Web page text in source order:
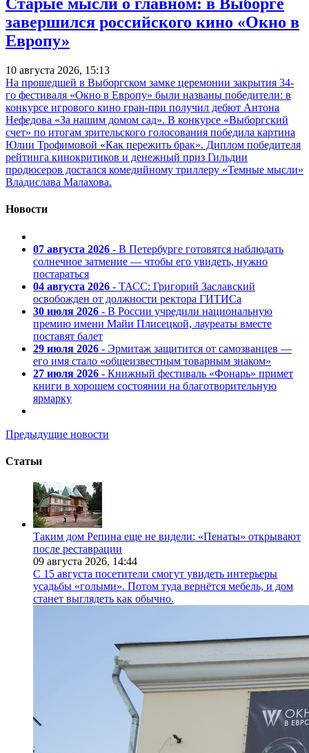
завершился российского кино «Окно в
Европу»
10 августа 2026, 15:13
На прошедшей в Выборгском замке церемонии закрытия 34-
го фестиваля «Окно в Европу» были названы победители: в
конкурсе игрового кино гран-при получил дебют Антона
Нефедова «За нашим домом сад». В конкурсе «Выборгский
счет» по итогам зрительского голосования победила картина
Юлии Трофимовой «Как пережить брак». Диплом победителя
рейтинга кинокритиков и денежный приз Гильдии
продюсеров достался комедийному триллеру «Темные мысли»
Владислава Малахова.
Новости
07 августа 2026 - В Петербурге готовятся наблюдать
солнечное затмение — чтобы его увидеть, нужно
постараться
04 августа 2026 - ТАСС: Григорий Заславский
освобожден от должности ректора ГИТИСа
30 июля 2026 - В России учредили национальную
премию имени Майи Плисецкой, лауреаты вместе
поставят балет
29 июля 2026 - Эрмитаж защитится от самозванцев —
его имя стало «общеизвестным товарным знаком»
27 июля 2026 - Книжный фестиваль «Фонарь» примет
книги в хорошем состоянии на благотворительную
ярмарку
Предыдущие новости
Статьи
Таким дом Репина еще не видели: «Пенаты» открывают
после реставрации
09 августа 2026, 14:44
С 15 августа посетители смогут увидеть интерьеры
усадьбы «голыми». Потом туда вернётся мебель, и дом
станет выглядеть как обычно.